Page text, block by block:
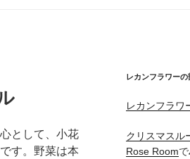
として、小花
す。野菜は本
レカンフラワーの
レカンフラワ
クリスマスル
Rose Roomで